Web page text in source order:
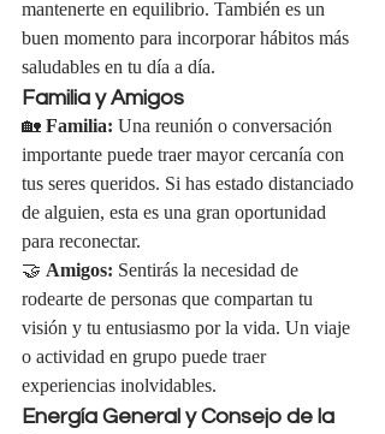
mantenerte en equilibrio. También es un
buen momento para incorporar hábitos más
saludables en tu día a día.
Familia y Amigos
🏡 Familia: Una reunión o conversación
importante puede traer mayor cercanía con
tus seres queridos. Si has estado distanciado
de alguien, esta es una gran oportunidad
para reconectar.
🤝 Amigos: Sentirás la necesidad de
rodearte de personas que compartan tu
visión y tu entusiasmo por la vida. Un viaje
o actividad en grupo puede traer
experiencias inolvidables.
Energía General y Consejo de la